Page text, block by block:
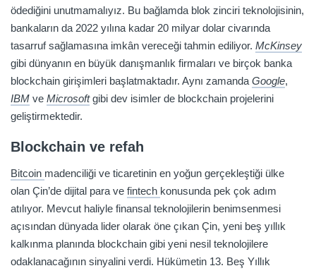
ödediğini unutmamalıyız. Bu bağlamda blok zinciri teknolojisinin,
bankaların da 2022 yılına kadar 20 milyar dolar civarında
tasarruf sağlamasına imkân vereceği tahmin ediliyor. McKinsey
gibi dünyanın en büyük danışmanlık firmaları ve birçok banka
blockchain girişimleri başlatmaktadır. Aynı zamanda Google,
IBM ve Microsoftgibi dev isimler de blockchain projelerini
geliştirmektedir.
Blockchain ve refah
Bitcoin madenciliği ve ticaretinin en yoğun gerçekleştiği ülke
olan Çin’de dijital para ve fintech konusunda pek çok adım
atılıyor. Mevcut haliyle finansal teknolojilerin benimsenmesi
açısından dünyada lider olarak öne çıkan Çin, yeni beş yıllık
kalkınma planında blockchain gibi yeni nesil teknolojilere
odaklanacağının sinyalini verdi. Hükümetin 13. Beş Yıllık